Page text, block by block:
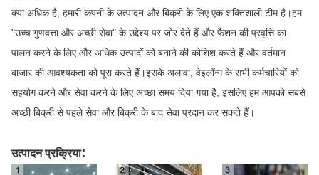
क्या अधिक है, हमारी कंपनी के उत्पादन और बिक्री के लिए एक शक्तिशाली टीम है।हम
"उच्च गुणवत्ता और अच्छी सेवा" के उद्देश्य पर जोर देते हैं और फैशन की प्रवृत्ति का
पालन करने के लिए और अधिक उत्पादों को बनाने की कोशिश करते हैं और वर्तमान
बाजार की आवश्यकता को पूरा करते हैं।इसके अलावा, वेइलॉन्ग के सभी कर्मचारियों को
सहयोग करने और सेवा करने के लिए अच्छा समय दिया गया है, इसलिए हम आपको सबसे
अच्छी बिक्री से पहले सेवा और बिक्री के बाद सेवा प्रदान कर सकते हैं।
उत्पादन प्रक्रिया: